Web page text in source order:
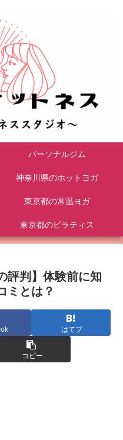
パーソナルジム
神奈川県のホットヨガ
東京都の常温ヨガ
東京都のピラティス
評判】体験前に知
ミとは？
はてブ
コピー